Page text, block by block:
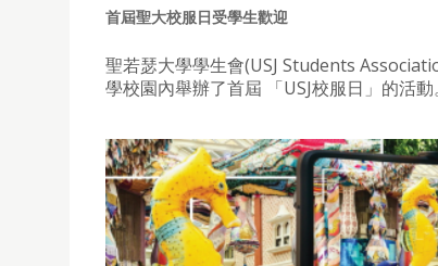
首屆聖大校服日受學生歡迎
聖若瑟大學學生會(USJ Students
學校園內舉辦了首屆 「USJ校服日」的活動。